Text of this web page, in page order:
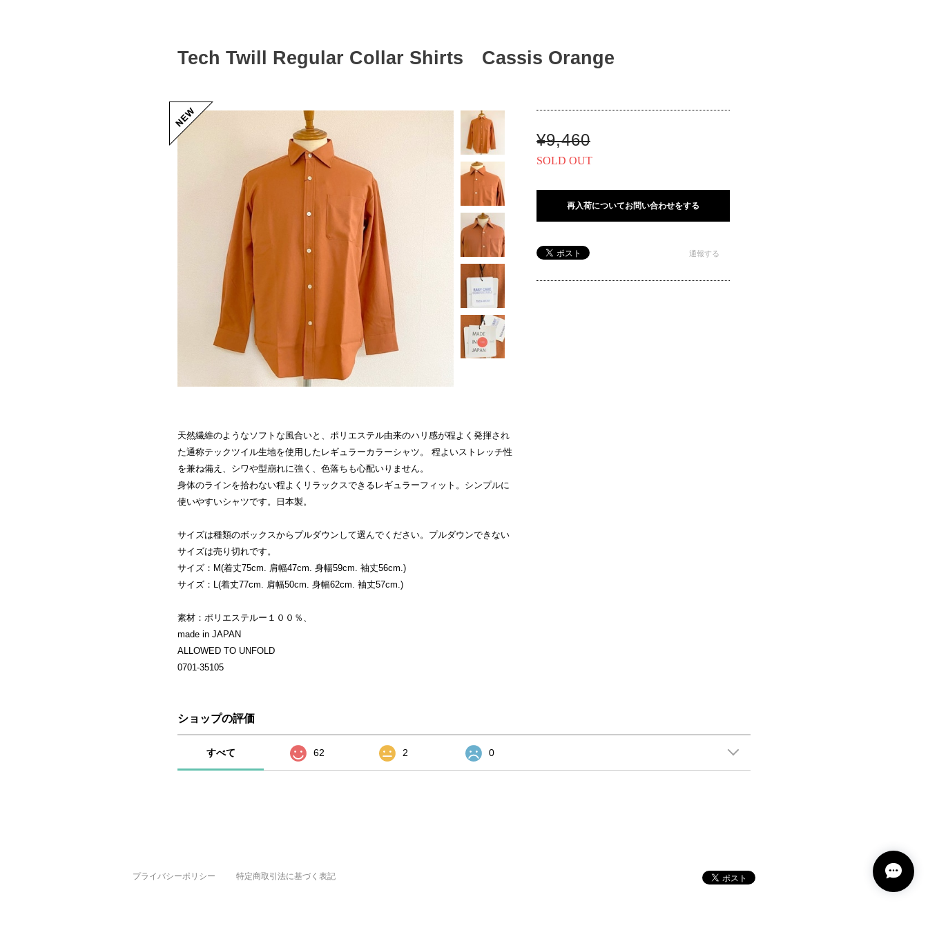
Tech Twill Regular Collar Shirts Cassis Orange
天然繊維のようなソフトな風合いと、ポリエステル由来のハリ感が程よく発揮され
た通称テックツイル生地を使用したレギュラーカラーシャツ。 程よいストレッチ性
を兼ね備え、シワや型崩れに強く、色落ちも心配いりません。
身体のラインを拾わない程よくリラックスできるレギュラーフィット。シンプルに
使いやすいシャツです。日本製。
サイズは種類のボックスからプルダウンして選んでください。プルダウンできない
サイズは売り切れです。
サイズ：M(着丈75cm. 肩幅47cm. 身幅59cm. 袖丈56cm.)
サイズ：L(着丈77cm. 肩幅50cm. 身幅62cm. 袖丈57cm.)
素材：ポリエステルー１００％、
made in JAPAN
ALLOWED TO UNFOLD
0701-35105
¥9,460
SOLD OUT
再入荷についてお問い合わせをする
通報する
ショップの評価
すべて 62 2 0
プライバシーポリシー 特定商取引法に基づく表記